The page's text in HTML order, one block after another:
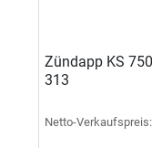
Zündapp KS
313
Netto-Verkaufspreis: